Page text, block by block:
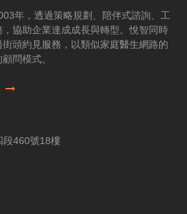
年，透過策略規劃、陪伴式諮詢、工
協助企業達成成長與轉型。悅智同時
頭約見服務，以類似家庭醫生網路的
問模式。
段460號18樓